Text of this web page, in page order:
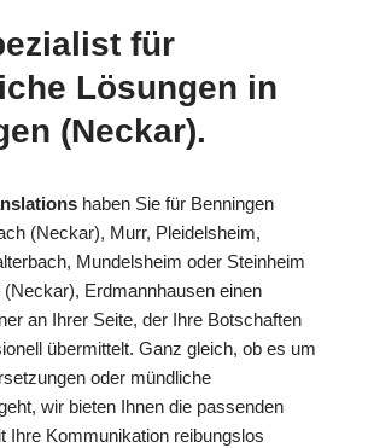
für
Lösungen in
(Neckar).
haben Sie für Benningen
(Neckar), Murr, Pleidelsheim,
Mundelsheim oder Steinheim
Erdmannhausen einen
an Ihrer Seite, der Ihre Botschaften
übermittelt. Ganz gleich, ob es um
oder mündliche
wir bieten Ihnen die passenden
Ihre Kommunikation reibungslos